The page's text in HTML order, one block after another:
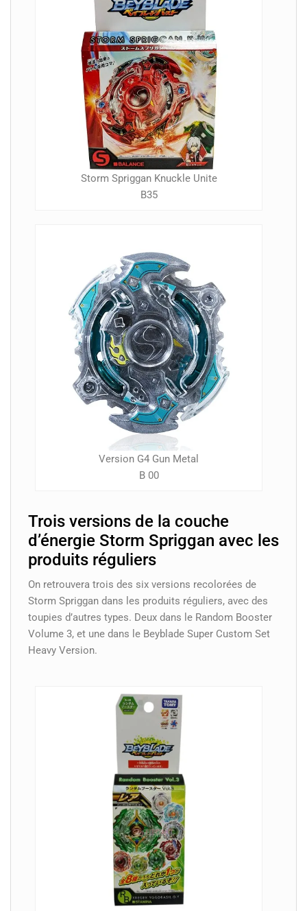
Storm Spriggan Knuckle Unite
B35
Version G4 Gun Metal
B 00
Trois versions de la couche
d’énergie Storm Spriggan avec les
produits réguliers
On retrouvera trois des six versions recolorées de
Storm Spriggan dans les produits réguliers, avec des
toupies d’autres types. Deux dans le Random Booster
Volume 3, et une dans le Beyblade Super Custom Set
Heavy Version.